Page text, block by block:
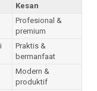
Kesan
Profesional &
premium
Praktis &
bermanfaat
Modern &
produktif